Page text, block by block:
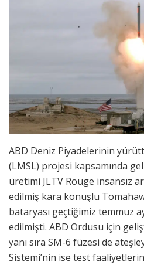
ABD Deniz Piyadelerinin
(LMSL) projesi kapsamında
üretimi JLTV Rouge insansız
edilmiş kara konuşlu
bataryası geçtiğimiz temmuz
edilmişti. ABD Ordusu için
yanı sıra SM-6 füzesi de
Sistemi’nin ise test